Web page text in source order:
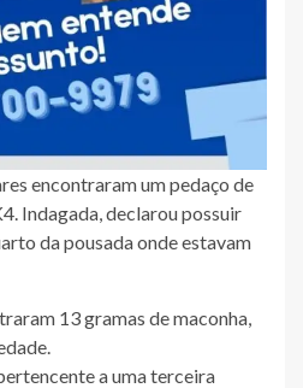
encontraram um pedaço de
Indagada, declarou possuir
da pousada onde estavam
13 gramas de maconha,
a uma terceira